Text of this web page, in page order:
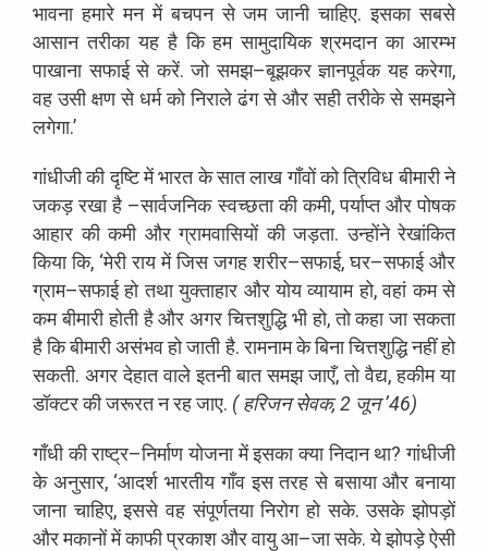
भावना हमारे मन में बचपन से जम जानी चाहिए.इसका सबसे
आसान तरीका यह है कि हम सामुदायिक श्रमदान का आरम्भ
पाखाना सफाई से करें.जो समझ–बूझकर ज्ञानपूर्वक यह करेगा,
वह उसी क्षण से धर्म को निराले ढंग से और सही तरीके से समझने
लगेगा.’
गांधीजी की दृष्टि में भारत के सात लाख गाँवों को त्रिविध बीमारी ने
जकड़ रखा है –सार्वजनिक स्वच्छता की कमी,पर्याप्त और पोषक
आहार की कमी और ग्रामवासियों की जड़ता.उन्होंने रेखांकित
किया कि, ‘मेरी राय में जिस जगह शरीर–सफाई,घर–सफाई और
ग्राम–सफाई हो तथा युक्ताहार और योय व्यायाम हो,वहां कम से
कम बीमारी होती है और अगर चित्तशुद्धि भी हो,तो कहा जा सकता
हैकिबीमारीअसंभव होजातीहै.रामनामकेबिनाचित्तशुद्धिनहींहो
सकती. अगर देहात वाले इतनी बात समझ जाएँ,तो वैद्य,हकीम या
डॉक्टरकीजरूरतनरहजाए. (हरिजन सेवक, 2 जून ’46)
गाँधी की राष्ट्र–निर्माण योजना में इसका क्या निदान था?गांधीजी
के अनुसार, ‘आदर्श भारतीय गाँव इस तरह से बसाया और बनाया
जाना चाहिए,इससे वह संपूर्णतया निरोग हो सके.उसके झोपड़ों
औरमकानोंमेंकाफीप्रकाशऔरवायुआ–जासके.येझोपड़ेऐसी